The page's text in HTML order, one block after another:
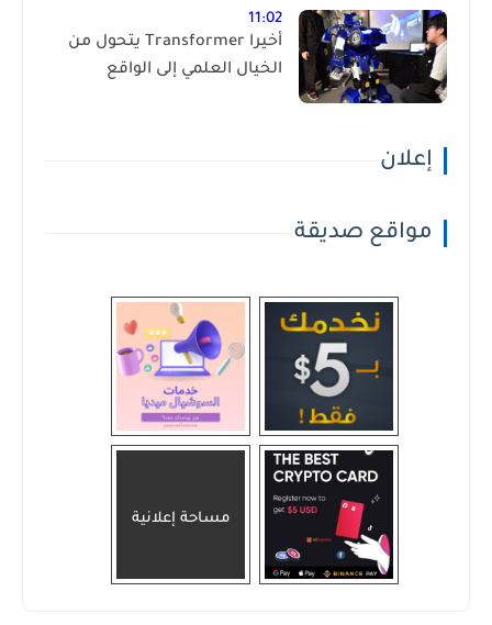
11:02
أخيرا Transformer يتحول من
الخيال العلمي إلى الواقع
إعلان
مواقع صديقة
مساحة إعلانية